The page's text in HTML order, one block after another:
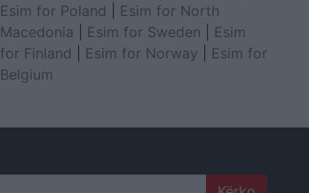
Esim for Poland
Esim for North
Macedonia
Esim for Sweden
Esim
for Finland
Esim for Norway
Esim for
Belgium